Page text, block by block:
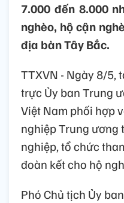
7.000 đến 8.000
nghèo, hộ cận
địa bàn Tây Bắc.
TTXVN - Ngày 8/5,
trực Ủy ban Trung
Việt Nam phối hợp
nghiệp Trung ương
nghiệp, tổ chức
đoàn kết cho hộ
Phó Chủ tịch Ủy